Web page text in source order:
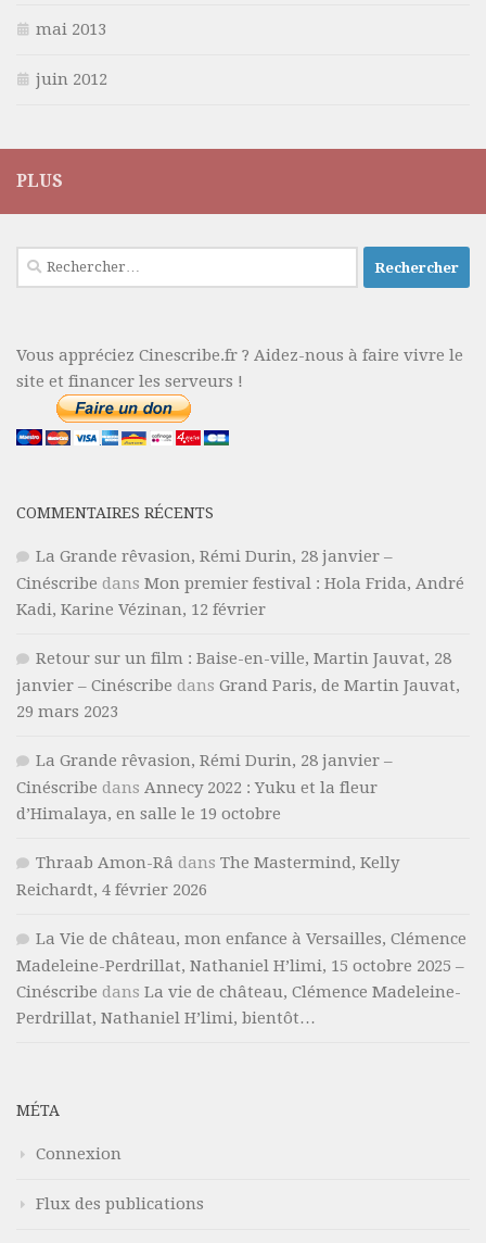
mai 2013
juin 2012
PLUS
Rechercher :
Vous appréciez Cinescribe.fr ? Aidez-nous à faire vivre le
site et financer les serveurs !
COMMENTAIRES RÉCENTS
La Grande rêvasion, Rémi Durin, 28 janvier –
Cinéscribe dans Mon premier festival : Hola Frida, André
Kadi, Karine Vézinan, 12 février
Retour sur un film : Baise-en-ville, Martin Jauvat, 28
janvier – Cinéscribe dans Grand Paris, de Martin Jauvat,
29 mars 2023
La Grande rêvasion, Rémi Durin, 28 janvier –
Cinéscribe dans Annecy 2022 : Yuku et la fleur
d’Himalaya, en salle le 19 octobre
Thraab Amon-Râ dans The Mastermind, Kelly
Reichardt, 4 février 2026
La Vie de château, mon enfance à Versailles, Clémence
Madeleine-Perdrillat, Nathaniel H’limi, 15 octobre 2025 –
Cinéscribe dans La vie de château, Clémence Madeleine-
Perdrillat, Nathaniel H’limi, bientôt…
MÉTA
Connexion
Flux des publications